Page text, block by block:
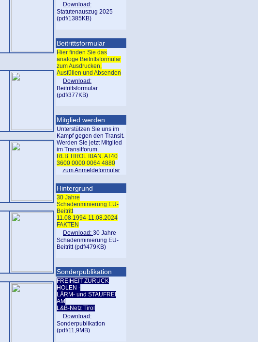
Download:
Statutenauszug 2025
(pdf/1385KB)
Beitrittsformular
Hier finden Sie das
analoge Beitrittsformular
zum Ausdrucken,
Ausfüllen und Absenden
Download:
Beitrittsformular
(pdf/377KB)
Mitglied werden
Unterstützen Sie uns im
Kampf gegen den Transit.
Werden Sie jetzt Mitglied
im Transitforum.
RLB TIROL IBAN: AT40
3600 0000 0064 4880
zum Anmeldeformular
Hintergrund
30 Jahre
Schadenminierung EU-
Beitritt
11.08.1994-11.08.2024
FAKTEN
Download: 30 Jahre
Schadenminierung EU-
Beitritt (pdf/479KB)
Sonderpublikation
FREIHEIT ZURÜCK
HOLEN -
LÄRM- und STAUFREI
AM
L&B-Netz Tirol
Download:
Sonderpublikation
(pdf/11,9MB)